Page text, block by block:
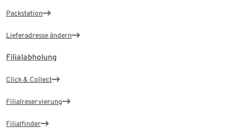
Packstation
Lieferadresse ändern
Filialabholung
Click & Collect
Filialreservierung
Filialfinder